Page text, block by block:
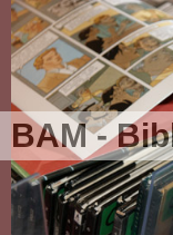
BAM -